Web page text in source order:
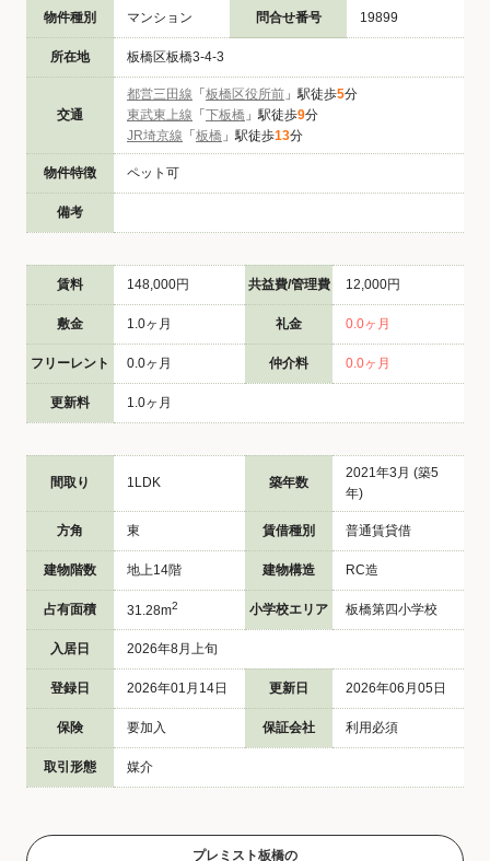
物件種別 マンション 問合せ番号 19899
所在地 板橋区板橋3-4-3
交通
都営三田線 「 板橋区役所前 」駅徒歩5分
東武東上線 「 下板橋 」駅徒歩9分
JR埼京線 「 板橋 」駅徒歩13分
物件特徴 ペット可
備考
賃料 148,000円 共益費/管理費 12,000円
敷金 1.0ヶ月 礼金 0.0ヶ月
フリーレント 0.0ヶ月 仲介料 0.0ヶ月
更新料 1.0ヶ月
間取り 1LDK 築年数
2021年3月 (築5
年)
方角 東 賃借種別 普通賃貸借
建物階数 地上14階 建物構造 RC造
占有面積 31.28m2 小学校エリア 板橋第四小学校
入居日 2026年8月上旬
登録日 2026年01月14日 更新日 2026年06月05日
保険 要加入 保証会社 利用必須
取引形態 媒介
プレミスト板橋の